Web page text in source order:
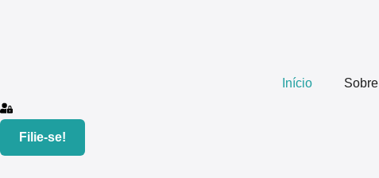
Início Sobre
Filie-se!